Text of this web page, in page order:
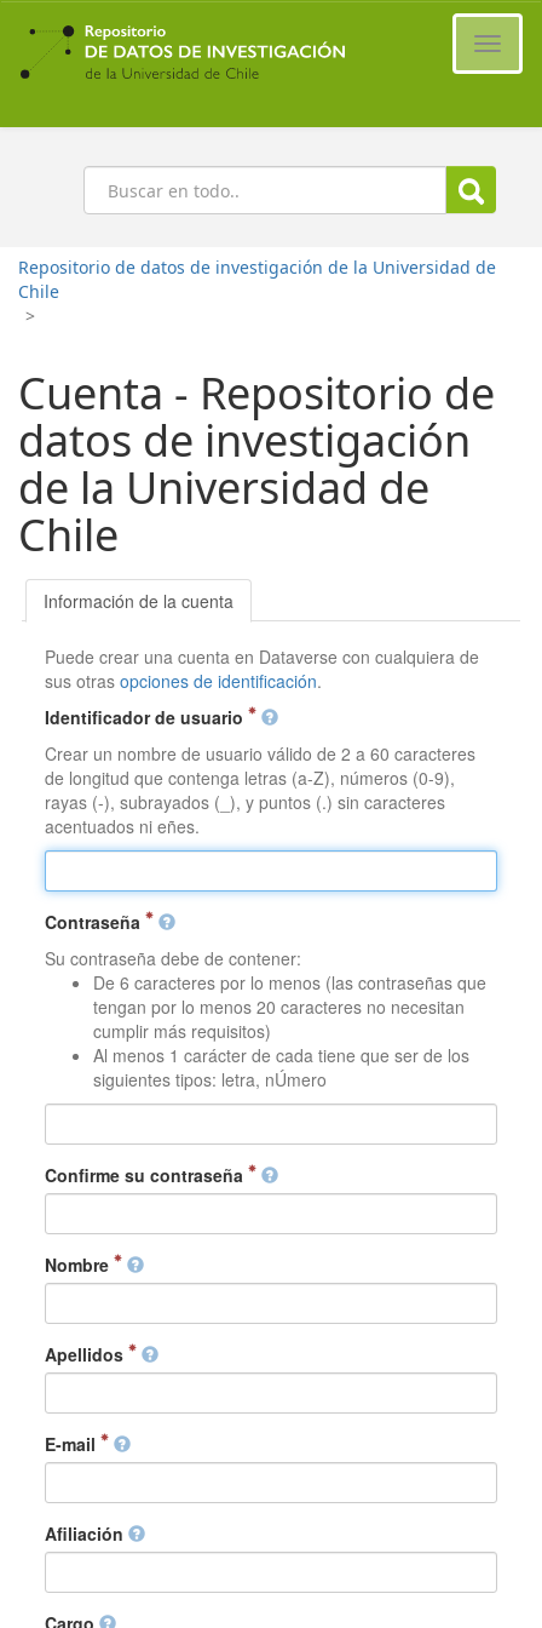
Ir
contenido
principal
Buscar
Repositorio de datos de investigación de la Universidad de
Chile
>
Cuenta - Repositorio de
datos de investigación
de la Universidad de
Chile
Información de la cuenta
Puede crear una cuenta en Dataverse con cualquiera de
sus otrasopciones de identificación.
Identificador de usuario
Crear un nombre de usuario válido de 2 a 60 caracteres
de longitud que contenga letras (a-Z), números (0-9),
rayas (-), subrayados (_), y puntos (.) sin caracteres
acentuados ni eñes.
Contraseña
Su contraseña debe de contener:
De 6 caracteres por lo menos (las contraseñas que
tengan por lo menos 20 caracteres no necesitan
cumplir más requisitos)
Al menos 1 carácter de cada tiene que ser de los
siguientes tipos: letra, nÚmero
Confirme su contraseña
Nombre
Apellidos
E-mail
Afiliación
Cargo